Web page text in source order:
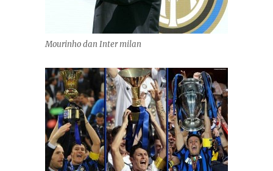
Mourinho dan Inter milan